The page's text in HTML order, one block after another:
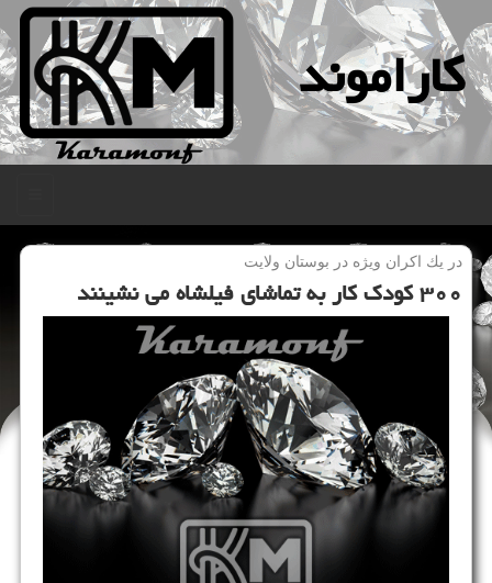
كاراموند
در یك اكران ویژه در بوستان ولایت
۳۰۰ كودك كار به تماشای فیلشاه می نشینند